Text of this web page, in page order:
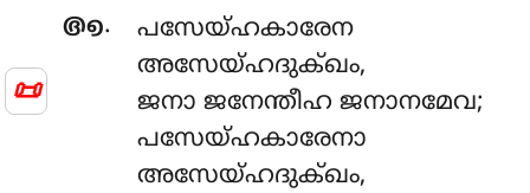
📜
൫൭.
പസേയ്ഹകാരേന
അസേയ്ഹദുക്ഖം,
ജനാ ജനേന്തീഹ ജനാനമേവ;
പസേയ്ഹകാരേനാ
അസേയ്ഹദുക്ഖം,